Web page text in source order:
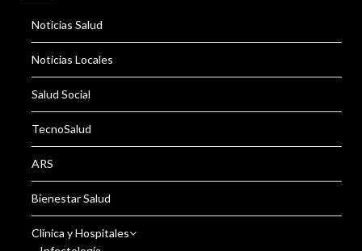
Noticias Salud
Noticias Locales
Salud Social
TecnoSalud
ARS
Bienestar Salud
Clínica y Hospitales